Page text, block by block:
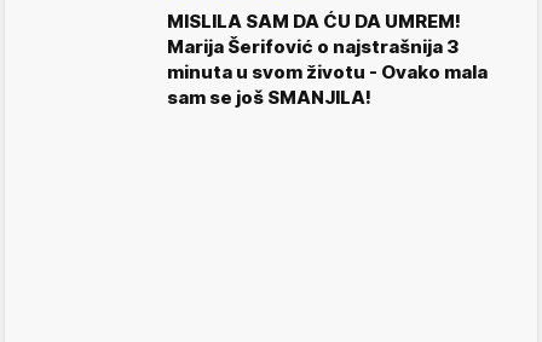
MISLILA SAM DA ĆU DA UMREM!
Marija Šerifović o najstrašnija 3
minuta u svom životu - Ovako mala
sam se još SMANJILA!